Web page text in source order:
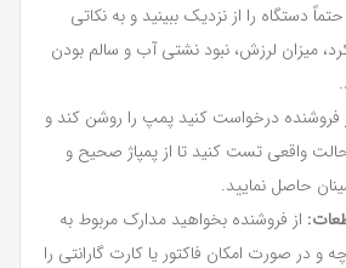
حتماً دستگاه را از نزدیک ببینید و به نکاتی
میزان لرزش، نبود نشتی آب و سالم بودن
فروشنده درخواست کنید پمپ را روشن کند و
واقعی تست کنید تا از پمپاژ صحیح و
حاصل نمایید.
از فروشنده بخواهید مدارک مربوط به
و در صورت امکان فاکتور یا کارت گارانتی را